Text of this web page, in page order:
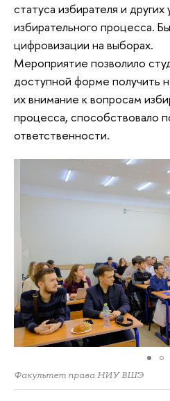
статуса избирателя и других
избирательного процесса.
цифровизации на выборах.
Мероприятие позволило
доступной форме получить
их внимание к вопросам
процесса, способствовало
ответственности.
Факультет права НИУ ВШЭ